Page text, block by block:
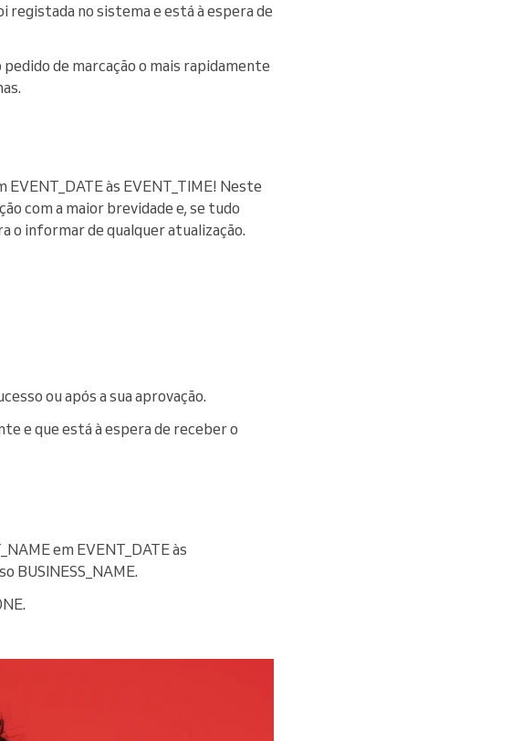
registada no sistema e está à espera de
de marcação o mais rapidamente
EVENT_DATE às EVENT_TIME! Neste
com a maior brevidade e, se tudo
o informar de qualquer atualização.
ou após a sua aprovação.
e que está à espera de receber o
em EVENT_DATE às
BUSINESS_NAME.